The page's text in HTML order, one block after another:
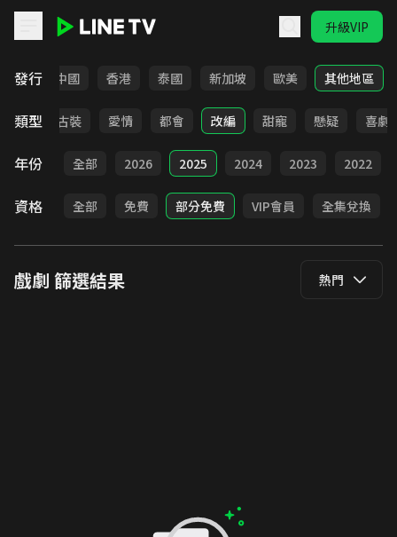
升級VIP
發行
韓國 中國 香港 泰國 新加坡 歐美 其他地區
類型
家庭 古裝 愛情 都會 改編 甜寵 懸疑 喜劇
年份 全部 2026 2025 2024 2023 2022
資格 全部 免費 部分免費 VIP會員 全集兌換
戲劇 篩選結果 熱門